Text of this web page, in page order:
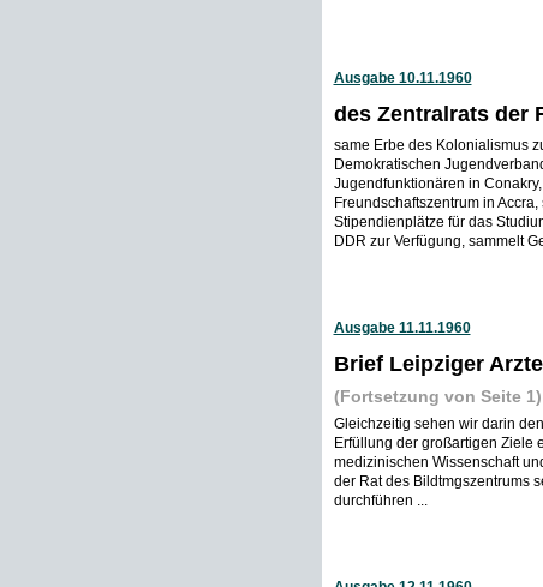
Ausgabe 10.11.1960
des Zentralrats der
same Erbe des Kolonialismus
Demokratischen
Jugendfunktionären in
Freundschaftszentrum in
Stipendienplätze für das
DDR zur Verfügung, sammelt
Ausgabe 11.11.1960
Brief Leipziger
(Fortsetzung von Seite 1)
Gleichzeitig sehen wir darin
Erfüllung der großartigen Ziele
medizinischen Wissenschaft
der Rat des Bildtmgszentrums
durchführen ...